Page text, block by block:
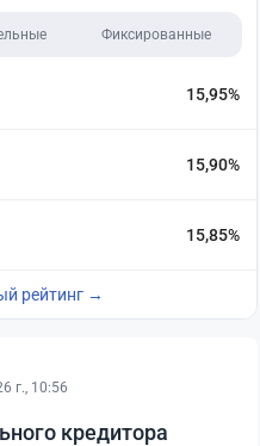
Фиксированные
15,95%
15,90%
15,85%
рейтинг →
г., 10:56
кредитора